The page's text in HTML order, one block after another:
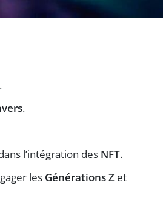
.
l’intégration des NFT.
les Générations Z et